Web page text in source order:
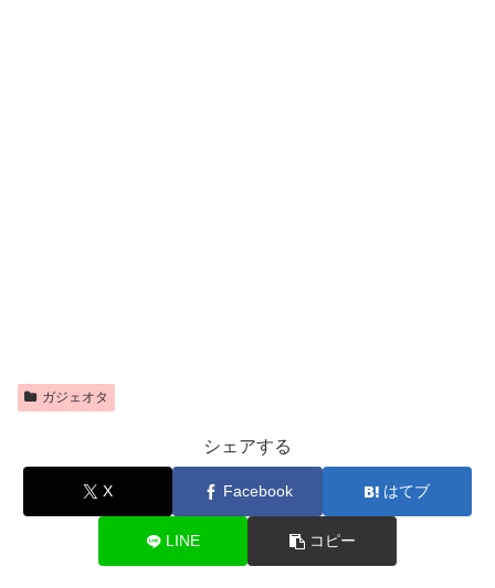
ガジェオタ
シェアする
X Facebook はてブ
LINE コピー